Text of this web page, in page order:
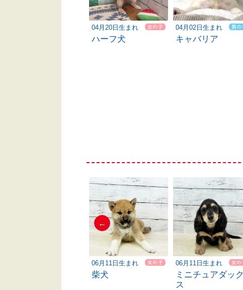
04月20日生まれ
ハーフ犬
04月02日生まれ
キャバリア
←
06月11日生まれ
柴犬
06月11日生まれ
ミニチュアダック
ス